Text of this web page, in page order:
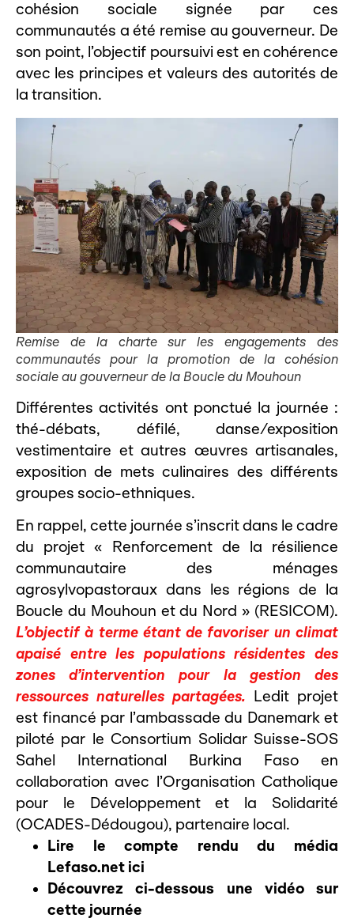
cohésion sociale signée par ces
communautés a été remise au gouverneur. De
son point, l’objectif poursuivi est en cohérence
avec les principes et valeurs des autorités de
la transition.
Remise de la charte sur les engagements des
communautés pour la promotion de la cohésion
sociale au gouverneur de la Boucle du Mouhoun
Différentes activités ont ponctué la journée :
thé-débats, défilé, danse/exposition
vestimentaire et autres œuvres artisanales,
exposition de mets culinaires des différents
groupes socio-ethniques.
En rappel, cette journée s’inscrit dans le cadre
du projet « Renforcement de la résilience
communautaire des ménages
agrosylvopastoraux dans les régions de la
Boucle du Mouhoun et du Nord » (RESICOM).
L’objectif à terme étant de favoriser un climat
apaisé entre les populations résidentes des
zones d’intervention pour la gestion des
ressources naturelles partagées. Ledit projet
est financé par l’ambassade du Danemark et
piloté par le Consortium Solidar Suisse-SOS
Sahel International Burkina Faso en
collaboration avec l’Organisation Catholique
pour le Développement et la Solidarité
(OCADES-Dédougou), partenaire local.
Lire le compte rendu du média
Lefaso.net ici
Découvrez ci-dessous une vidéo sur
cette journée